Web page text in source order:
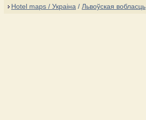
Hotel maps / Украіна / Львоўская вобласць